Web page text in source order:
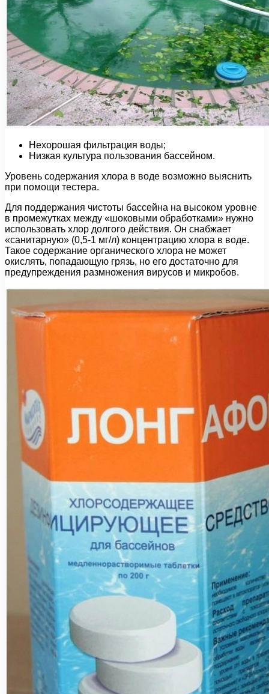
Нехорошая фильтрация воды;
Низкая культура пользования бассейном.
Уровень содержания хлора в воде возможно выяснить
при помощи тестера.
Для поддержания чистоты бассейна на высоком уровне
в промежутках между «шоковыми обработками» нужно
использовать хлор долгого действия. Он снабжает
«санитарную» (0,5-1 мг/л) концентрацию хлора в воде.
Такое содержание органического хлора не может
окислять, попадающую грязь, но его достаточно для
предупреждения размножения вирусов и микробов.